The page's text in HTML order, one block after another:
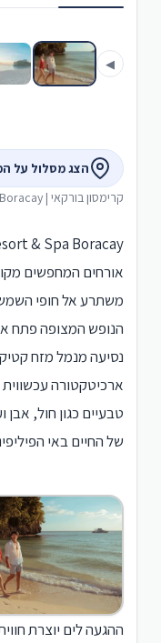
◀
הצג מסלול על
קרימסון בורקאי | Crimson Resort & Spa Boracay
אורחים המחפשים
משתרע אל חופי
נסיעה מנמל מזח
ארכיטקטורה עכשווית
טבעיים כגון חול,
של החיים באי